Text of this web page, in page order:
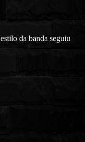
da banda seguiu